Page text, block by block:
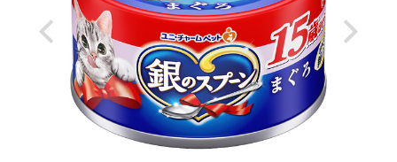
Previous Next